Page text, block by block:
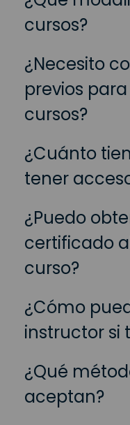
cursos?
¿Necesito
previos
cursos?
¿Cuánto
tener
¿Puedo
certificado
curso?
¿Cómo
instructor si
¿Qué
aceptan?